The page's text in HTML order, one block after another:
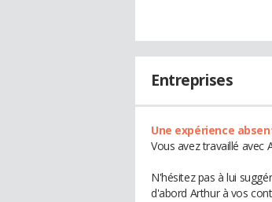
Entreprises
Une expérience
Vous avez travaillé avec
N'hésitez pas à lui
d'abord Arthur à vos